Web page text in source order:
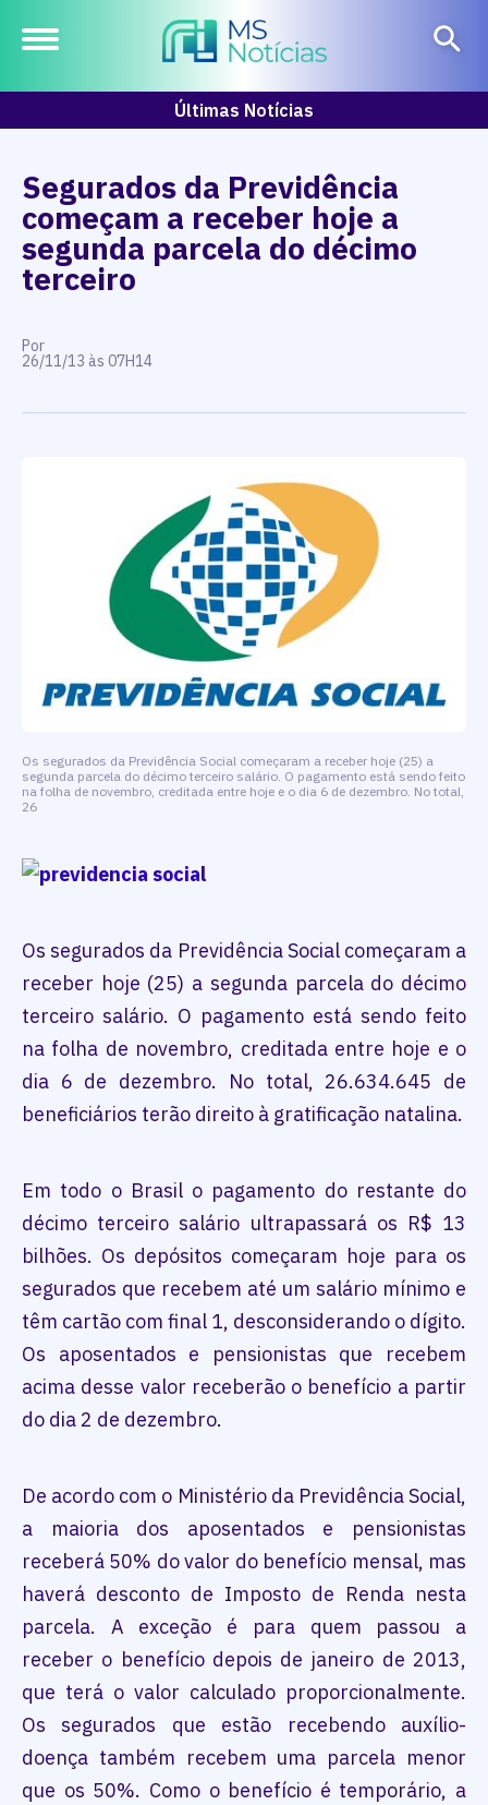
Últimas Notícias
Segurados da Previdência
começam a receber hoje a
segunda parcela do décimo
terceiro
Por
26/11/13 às 07H14
Os segurados da Previdência Social começaram a receber hoje (25) a
segunda parcela do décimo terceiro salário. O pagamento está sendo feito
na folha de novembro, creditada entre hoje e o dia 6 de dezembro. No total,
26
Os segurados da Previdência Social começaram a
receber hoje (25) a segunda parcela do décimo
terceiro salário. O pagamento está sendo feito
na folha de novembro, creditada entre hoje e o
dia 6 de dezembro. No total, 26.634.645 de
beneficiários terão direito à gratificação natalina.
Em todo o Brasil o pagamento do restante do
décimo terceiro salário ultrapassará os R$ 13
bilhões. Os depósitos começaram hoje para os
segurados que recebem até um salário mínimo e
têm cartão com final 1, desconsiderando o dígito.
Os aposentados e pensionistas que recebem
acima desse valor receberão o benefício a partir
do dia 2 de dezembro.
De acordo com o Ministério da Previdência Social,
a maioria dos aposentados e pensionistas
receberá 50% do valor do benefício mensal, mas
haverá desconto de Imposto de Renda nesta
parcela. A exceção é para quem passou a
receber o benefício depois de janeiro de 2013,
que terá o valor calculado proporcionalmente.
Os segurados que estão recebendo auxílio-
doença também recebem uma parcela menor
que os 50%. Como o benefício é temporário, a